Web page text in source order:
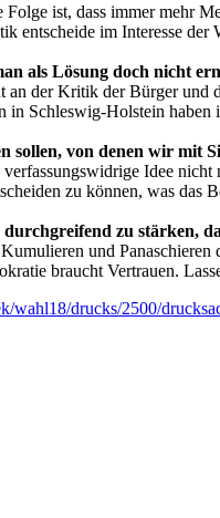
Folge ist, dass immer mehr
im Interesse
als Lösung doch nicht
der Kritik der Bürger und
Schleswig-Holstein haben
von denen wir mit
Idee nicht
zu können, was
zu stärken,
und Panaschieren
braucht Vertrauen.
wahl18/drucks/2500/